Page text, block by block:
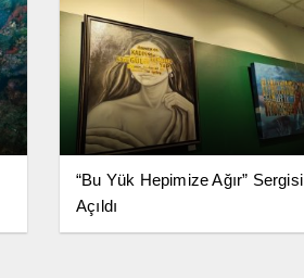
“Bu Yük Hepimize Ağır” Sergisi
Açıldı